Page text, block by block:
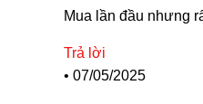
Mua lần đầu nhưng
Trả lời
• 07/05/2025